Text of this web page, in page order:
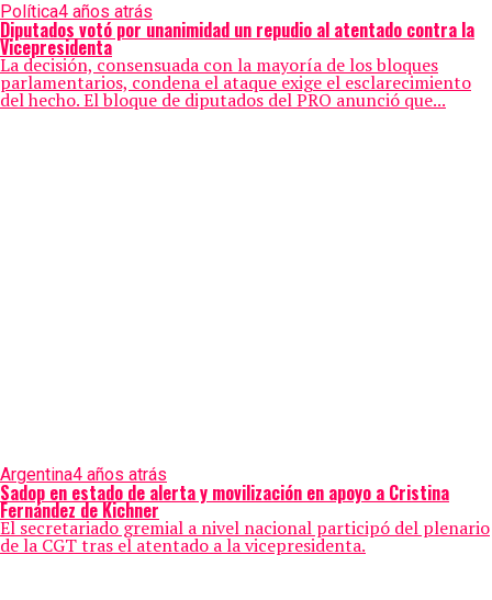
Política4 años atrás
Diputados votó por unanimidad un repudio al atentado contra la
Vicepresidenta
La decisión, consensuada con la mayoría de los bloques
parlamentarios, condena el ataque exige el esclarecimiento
del hecho. El bloque de diputados del PRO anunció que...
Argentina4 años atrás
Sadop en estado de alerta y movilización en apoyo a Cristina
Fernández de Kichner
El secretariado gremial a nivel nacional participó del plenario
de la CGT tras el atentado a la vicepresidenta.